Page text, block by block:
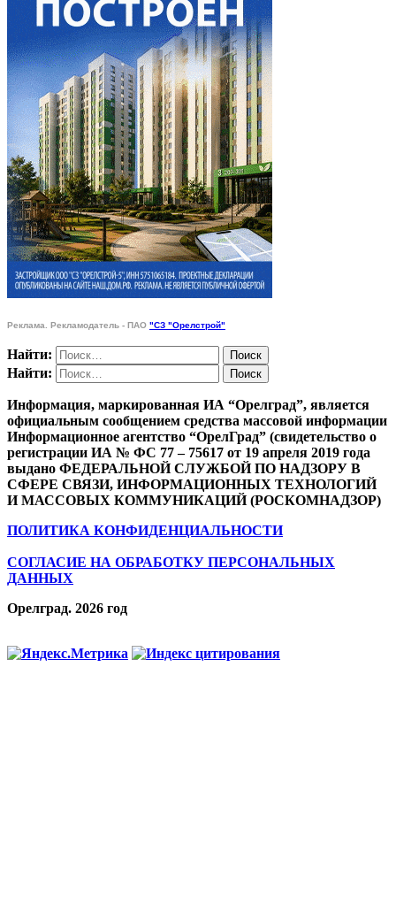
Реклама. Рекламодатель - ПАО "СЗ "Орелстрой"
Найти:
Найти:
Информация, маркированная ИА “Орелград”, является
официальным сообщением средства массовой информации
Информационное агентство “ОрелГрад” (свидетельство о
регистрации ИА № ФС 77 – 75617 от 19 апреля 2019 года
выдано ФЕДЕРАЛЬНОЙ СЛУЖБОЙ ПО НАДЗОРУ В
СФЕРЕ СВЯЗИ, ИНФОРМАЦИОННЫХ ТЕХНОЛОГИЙ
И МАССОВЫХ КОММУНИКАЦИЙ (РОСКОМНАДЗОР)
ПОЛИТИКА КОНФИДЕНЦИАЛЬНОСТИ
СОГЛАСИЕ НА ОБРАБОТКУ ПЕРСОНАЛЬНЫХ
ДАННЫХ
Орелград. 2026 год